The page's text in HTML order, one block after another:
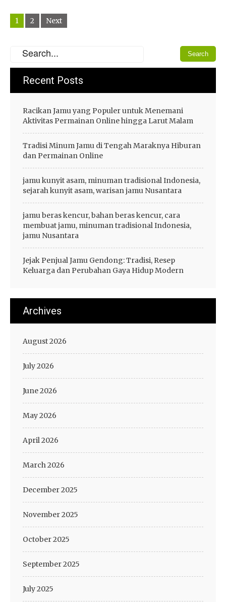
Posts
navigation
1 2 Next
Recent Posts
Racikan Jamu yang Populer untuk Menemani
Aktivitas Permainan Online hingga Larut Malam
Tradisi Minum Jamu di Tengah Maraknya Hiburan
dan Permainan Online
jamu kunyit asam, minuman tradisional Indonesia,
sejarah kunyit asam, warisan jamu Nusantara
jamu beras kencur, bahan beras kencur, cara
membuat jamu, minuman tradisional Indonesia,
jamu Nusantara
Jejak Penjual Jamu Gendong: Tradisi, Resep
Keluarga dan Perubahan Gaya Hidup Modern
Archives
August 2026
July 2026
June 2026
May 2026
April 2026
March 2026
December 2025
November 2025
October 2025
September 2025
July 2025